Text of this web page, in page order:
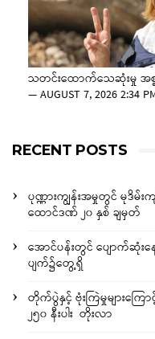
သတင်းထောက်သေဆုံးမှု အစ္
—AUGUST 7, 2026 2:34
RECENT POSTS
ပုဏ္ဏားကျွန်းအမှုတွင် မုဒိ
ထောင်ဒဏ် ၂၀ နှစ် ချမှတ်
အောင်ပန်းတွင် ပျောက်ဆုံ
ပျက်၌တွေ့ရှိ
တိုက်ပွဲနှင့် ဗုံးကြဲမှုများကြ
၂၅၀ နီးပါး တိုးလာ